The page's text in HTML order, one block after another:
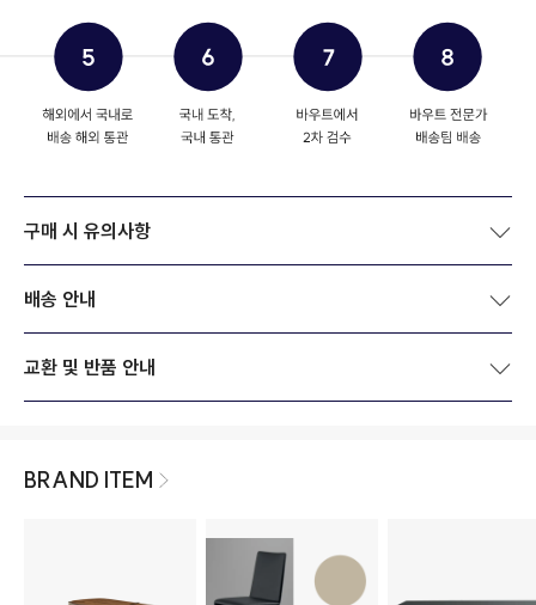
구매 시 유의사항
배송 안내
교환 및 반품 안내
BRAND ITEM